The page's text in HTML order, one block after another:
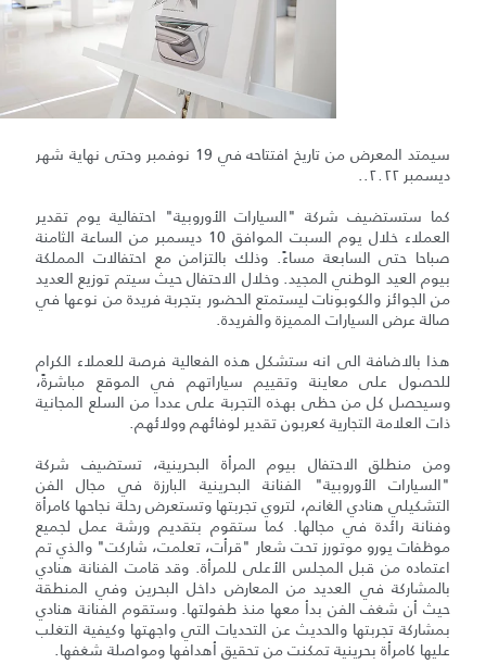
سيمتد المعرض من تاريخ افتتاحه في 19 نوفمبر وحتى نهاية شهر
ديسمبر ٢٠٢٢..
كما ستستضيف شركة "السيارات الأوروبية" احتفالية يوم تقدير
العملاء خلال يوم السبت الموافق 10 ديسمبر من الساعة الثامنة
صباحا حتى السابعة مساءً. وذلك بالتزامن مع احتفالات المملكة
بيوم العيد الوطني المجيد. وخلال الاحتفال حيث سيتم توزيع العديد
من الجوائز والكوبونات ليستمتع الحضور بتجربة فريدة من نوعها في
صالة عرض السيارات المميزة والفريدة.
هذا بالاضافة الى انه ستشكل هذه الفعالية فرصة للعملاء الكرام
للحصول على معاينة وتقييم سياراتهم في الموقع مباشرةً،
وسيحصل كل من حظى بهذه التجربة على عددا من السلع المجانية
ذات العلامة التجارية كعربون تقدير لوفائهم وولائهم.
ومن منطلق الاحتفال بيوم المرأة البحرينية، تستضيف شركة
"السيارات الأوروبية" الفنانة البحرينية البارزة في مجال الفن
التشكيلي هنادي الغانم، لتروي تجربتها وتستعرض رحلة نجاحها كامرأة
وفنانة رائدة في مجالها. كما ستقوم بتقديم ورشة عمل لجميع
موظفات يورو موتورز تحت شعار "قرأت، تعلمت، شاركت" والذي تم
اعتماده من قبل المجلس الأعلى للمرأة. وقد قامت الفنانة هنادي
بالمشاركة في العديد من المعارض داخل البحرين وفي المنطقة
حيث أن شغف الفن بدأ معها منذ طفولتها. وستقوم الفنانة هنادي
بمشاركة تجربتها والحديث عن التحديات التي واجهتها وكيفية التغلب
عليها كامرأة بحرينية تمكنت من تحقيق أهدافها ومواصلة شغفها.